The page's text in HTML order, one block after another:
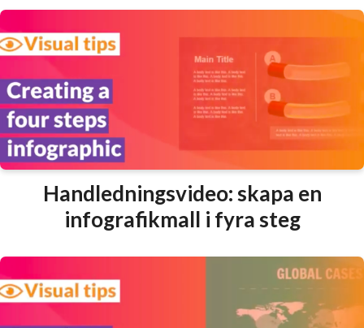
Handledningsvideo: skapa en
infografikmall i fyra steg